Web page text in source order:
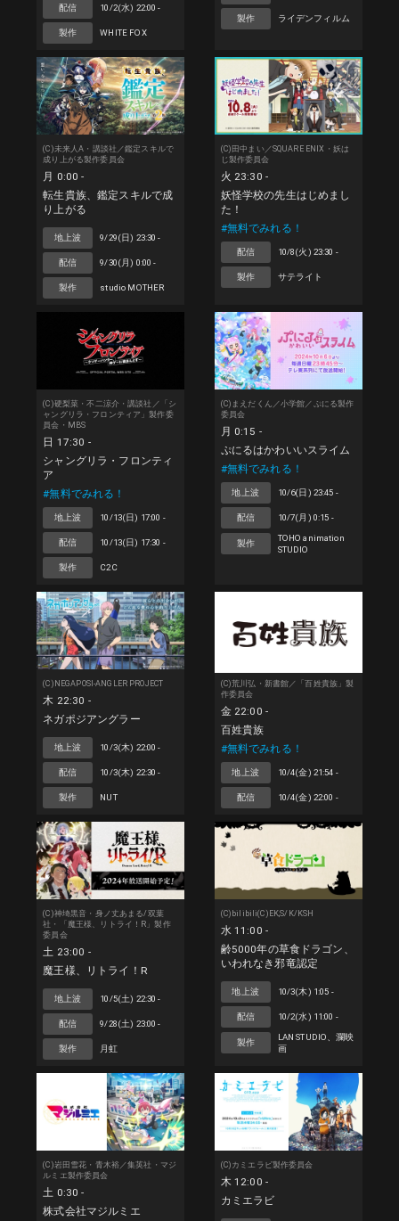
配信 10/2(水) 22:00 -
製作 WHITE FOX
製作 ライデンフィルム
(C)未来人A・講談社／鑑定スキルで
成り上がる製作委員会
月 0:00 -
転生貴族、鑑定スキルで成
り上がる
地上波 9/29(日) 23:30 -
配信 9/30(月) 0:00 -
製作 studio MOTHER
(C)田中まい／SQUARE ENIX・妖は
じ製作委員会
火 23:30 -
妖怪学校の先生はじめまし
た！
#無料でみれる！
配信 10/8(火) 23:30 -
製作 サテライト
(C)硬梨菜・不二涼介・講談社／「シ
ャングリラ・フロンティア」製作委
員会・MBS
日 17:30 -
シャングリラ・フロンティ
ア
#無料でみれる！
地上波 10/13(日) 17:00 -
配信 10/13(日) 17:30 -
製作 C2C
(C)まえだくん／小学館／ぷにる製作
委員会
月 0:15 -
ぷにるはかわいいスライム
#無料でみれる！
地上波 10/6(日) 23:45 -
配信 10/7(月) 0:15 -
製作
TOHO animation
STUDIO
(C)NEGAPOSI-ANGLER PROJECT
木 22:30 -
ネガポジアングラー
地上波 10/3(木) 22:00 -
配信 10/3(木) 22:30 -
製作 NUT
(C)荒川弘・新書館／「百姓貴族」製
作委員会
金 22:00 -
百姓貴族
#無料でみれる！
地上波 10/4(金) 21:54 -
配信 10/4(金) 22:00 -
(C)神埼黒音・身ノ丈あまる/双葉
社・「魔王様、リトライ！R」製作
委員会
土 23:00 -
魔王様、リトライ！R
地上波 10/5(土) 22:30 -
配信 9/28(土) 23:00 -
製作 月虹
(C)bilibili(C)EK,S/K/KSH
水 11:00 -
齢5000年の草食ドラゴン、
いわれなき邪竜認定
地上波 10/3(木) 1:05 -
配信 10/2(水) 11:00 -
製作
LAN STUDIO、瀾映
画
(C)岩田雪花・青木裕／集英社・マジ
ルミエ製作委員会
土 0:30 -
株式会社マジルミエ
(C)カミエラビ製作委員会
木 12:00 -
カミエラビ